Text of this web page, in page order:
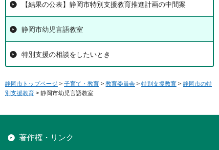
【結果の公表】静岡市特別支援教育推進計画の中間案
静岡市幼児言語教室
特別支援の相談をしたいとき
静岡市トップページ > 子育て・教育 > 教育委員会 > 特別支援教育 > 静岡市の特
別支援教育 > 静岡市幼児言語教室
著作権・リンク